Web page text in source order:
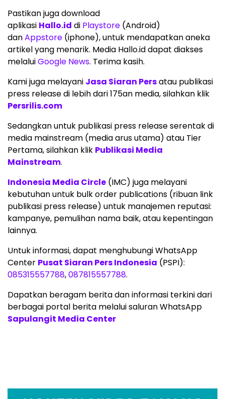
Pastikan juga download
aplikasi Hallo.id di Playstore (Android)
danAppstore (iphone), untuk mendapatkan aneka
artikel yang menarik. Media Hallo.id dapat diakses
melaluiGoogle News. Terima kasih.
Kami juga melayani Jasa Siaran Persatau publikasi
press release di lebih dari 175an media, silahkan klik
Persrilis.com
Sedangkan untuk publikasi press release serentak di
media mainstream (media arus utama) atau Tier
Pertama, silahkan klik Publikasi Media
Mainstream.
Indonesia Media Circle (IMC) juga melayani
kebutuhan untuk bulk order publications (ribuan link
publikasi press release) untuk manajemen reputasi:
kampanye, pemulihan nama baik, atau kepentingan
lainnya.
Untuk informasi, dapat menghubungi WhatsApp
Center Pusat Siaran Pers Indonesia (PSPI):
085315557788,087815557788.
Dapatkan beragam berita dan informasi terkini dari
berbagai portal berita melalui saluran WhatsApp
Sapulangit Media Center